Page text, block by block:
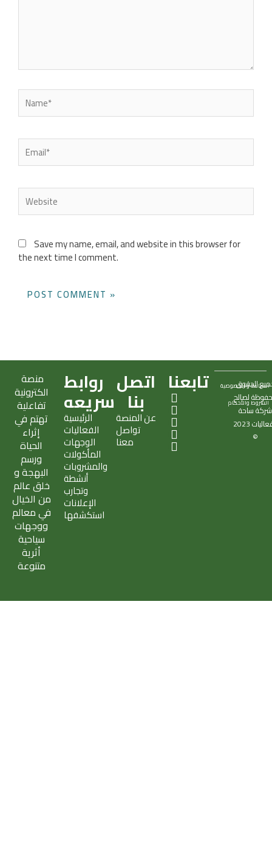
Name*
Email*
Website
Save my name, email, and website in this browser for
the next time I comment.
منصة
الكترونية
تفاعلية
تهتم في
إثراء
الحياة
ورسم
البهجة و
خلق عالم
من الخيال
في معالم
ووجهات
سياحية
أثرية
متنوعة
روابط
سريعه
الرئيسية
الفعاليات
الوجهات
المأكولات
والمشروبات
أنشطة
وتجارب
الإعلانات
استكشفها
اتصل
بنا
عن المنصة
تواصل
معنا
تابعنا
X
-
t
w
i
t
S
n
a
p
c
h
T
i
k
t
o
k
I
n
s
t
a
g
E
n
v
e
l
o
السياسة و الخصوصية
الشروط والأحكام
الحقوق
لصالح
شركةساحة
2023
©